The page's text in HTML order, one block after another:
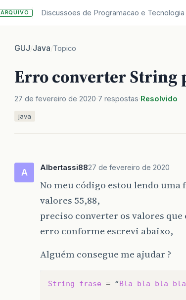
ARQUIVO Discussoes de Programacao e Tecnologia
GUJ/Java/Topico
Erro converter String
27 de fevereiro de 2020 7 respostas Resolvido
java
A Albertassi8827 de fevereiro de 2020
No meu código estou lendo
valores 55,88,
preciso converter os valores que
erro conforme escrevi abaixo,
Alguém consegue me ajudar ?
String frase = “Bla bla bla bla